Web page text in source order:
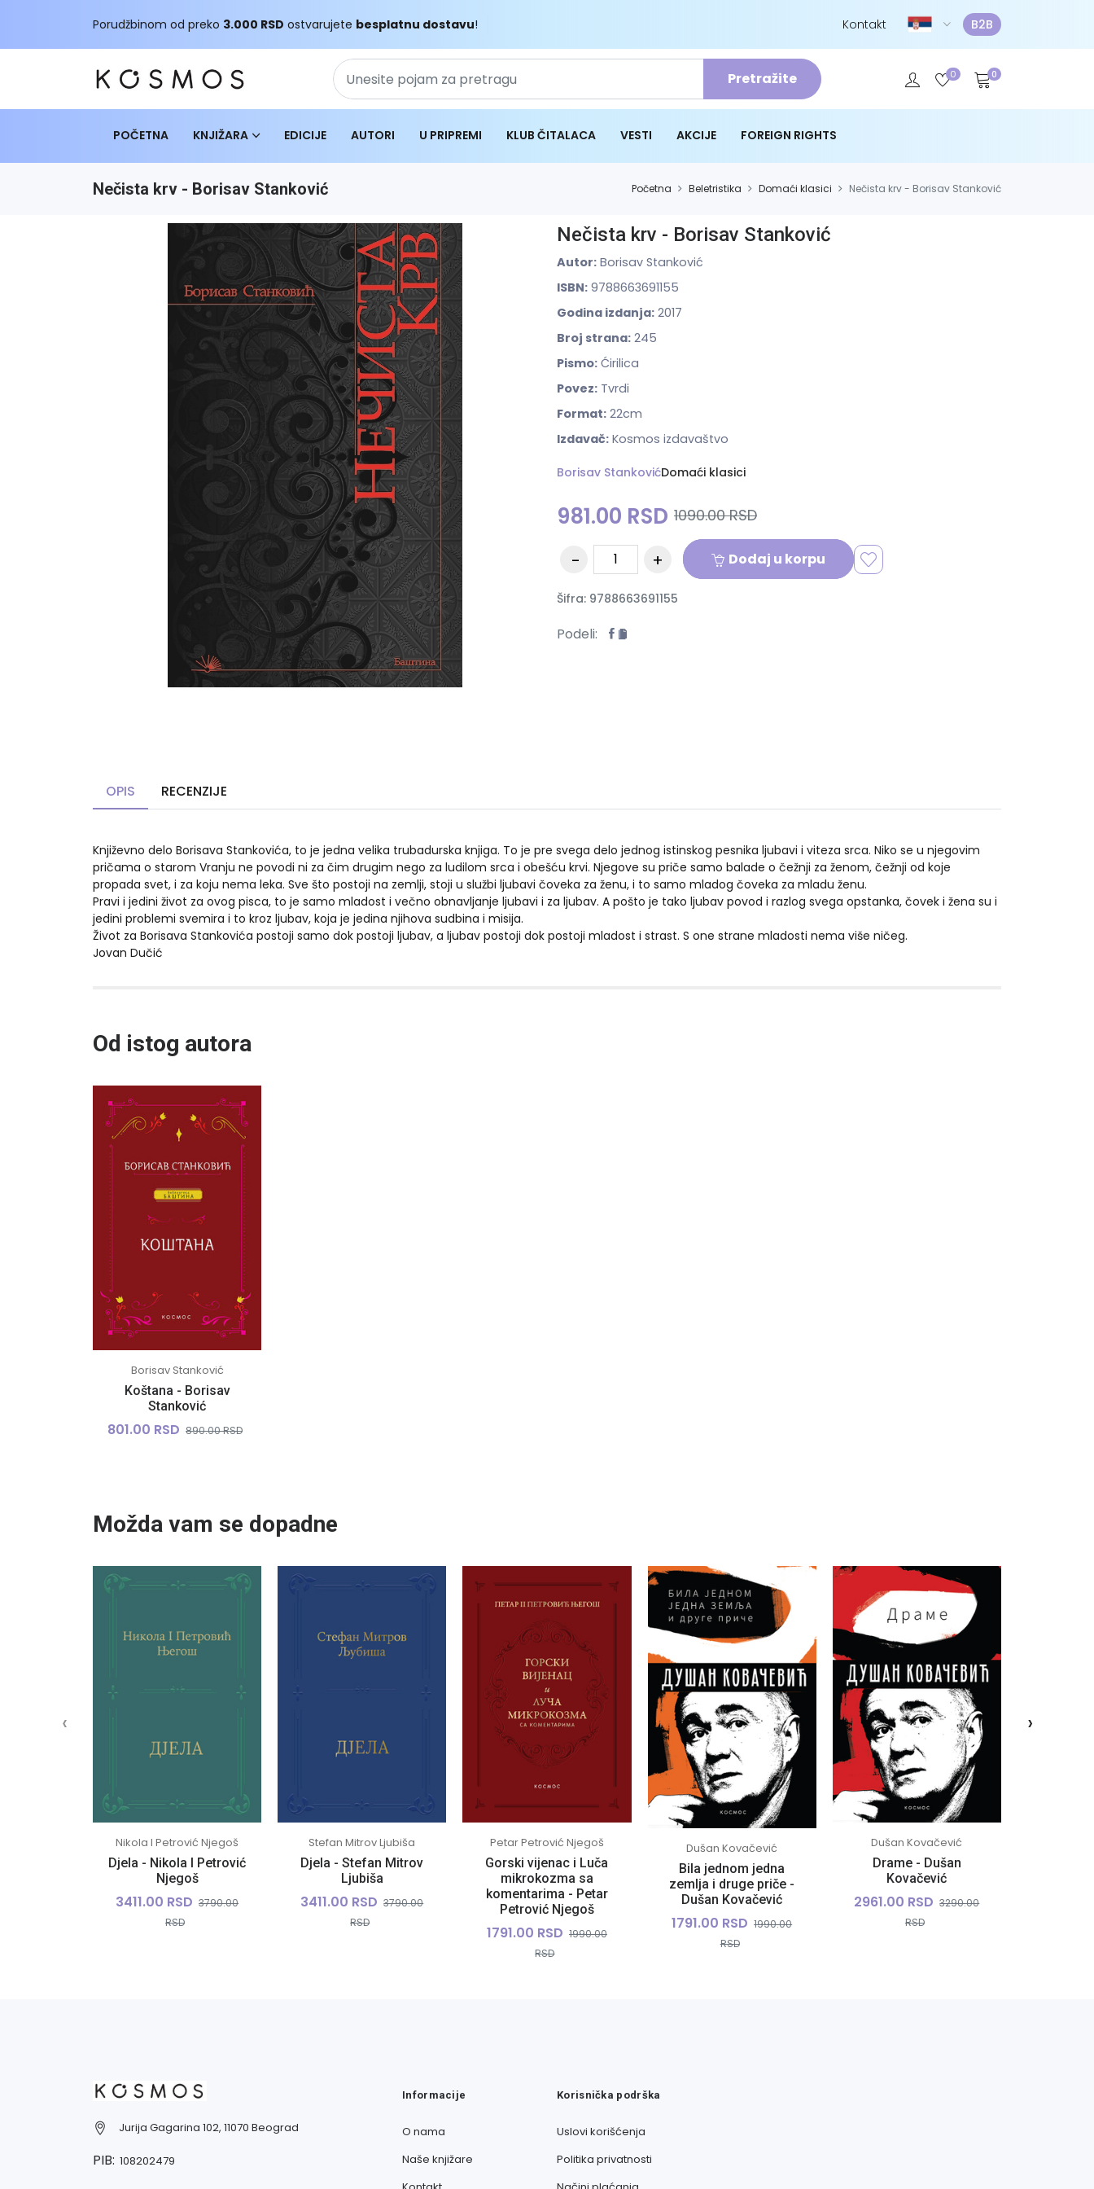
Porudžbinom od preko 3.000 RSD ostvarujete besplatnu dostavu! Kontakt B2B
Pretražite 0 0
POČETNA KNJIŽARA EDICIJE AUTORI U PRIPREMI KLUB ČITALACA VESTI AKCIJE FOREIGN RIGHTS
Nečista krv - Borisav Stanković Početna Beletristika Domaći klasici Nečista krv - Borisav Stanković
Nečista krv - Borisav Stanković
Autor: Borisav Stanković
ISBN: 9788663691155
Godina izdanja: 2017
Broj strana: 245
Pismo: Ćirilica
Povez: Tvrdi
Format: 22cm
Izdavač: Kosmos izdavaštvo
Borisav StankovićDomaći klasici
981.00 RSD 1090.00 RSD
Dodaj u korpu
Šifra: 9788663691155
Podeli:
OPIS RECENZIJE
Književno delo Borisava Stankovića, to je jedna velika trubadurska knjiga. To je pre svega delo jednog istinskog pesnika ljubavi i viteza srca. Niko se u njegovim
pričama o starom Vranju ne povodi ni za čim drugim nego za ludilom srca i obešću krvi. Njegove su priče samo balade o čežnji za ženom, čežnji od koje
propada svet, i za koju nema leka. Sve što postoji na zemlji, stoji u službi ljubavi čoveka za ženu, i to samo mladog čoveka za mladu ženu.
Pravi i jedini život za ovog pisca, to je samo mladost i večno obnavljanje ljubavi i za ljubav. A pošto je tako ljubav povod i razlog svega opstanka, čovek i žena su i
jedini problemi svemira i to kroz ljubav, koja je jedina njihova sudbina i misija.
Život za Borisava Stankovića postoji samo dok postoji ljubav, a ljubav postoji dok postoji mladost i strast. S one strane mladosti nema više ničeg.
Jovan Dučić
Od istog autora
Borisav Stanković
Koštana - Borisav
Stanković
801.00 RSD 890.00 RSD
Možda vam se dopadne
Nikola I Petrović Njegoš
Djela - Nikola I Petrović
Njegoš
3411.00 RSD 3790.00
RSD
Stefan Mitrov Ljubiša
Djela - Stefan Mitrov
Ljubiša
3411.00 RSD 3790.00
RSD
Petar Petrović Njegoš
Gorski vijenac i Luča
mikrokozma sa
komentarima - Petar
Petrović Njegoš
1791.00 RSD 1990.00
RSD
Dušan Kovačević
Bila jednom jedna
zemlja i druge priče -
Dušan Kovačević
1791.00 RSD 1990.00
RSD
Dušan Kovačević
Drame - Dušan
Kovačević
2961.00 RSD 3290.00
RSD
‹ ›
Jurija Gagarina 102, 11070 Beograd
PIB: 108202479
Informacije
O nama
Naše knjižare
Korisnička podrška
Uslovi korišćenja
Politika privatnosti